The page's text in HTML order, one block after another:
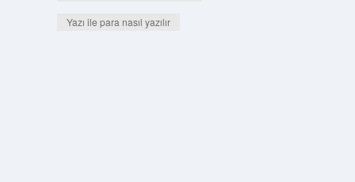
Yazı ile para nasıl yazılır